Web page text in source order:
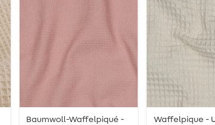
Baumwoll-Waffelpiqué -
Waffelpique -